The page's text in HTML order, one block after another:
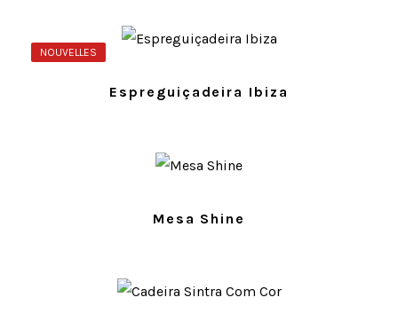
NOUVELLES
Espreguiçadeira Ibiza
Mesa Shine